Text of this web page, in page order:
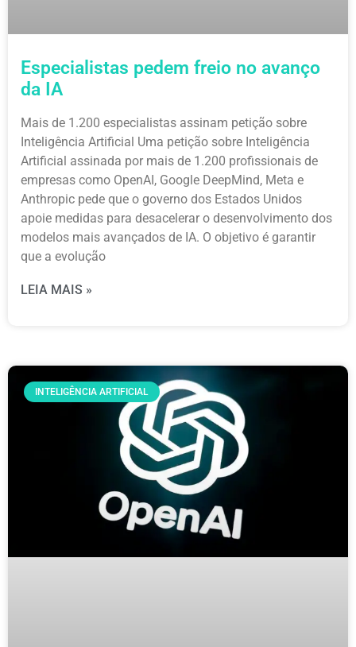
Especialistas pedem freio no avanço
da IA
Mais de 1.200 especialistas assinam petição sobre
Inteligência Artificial Uma petição sobre Inteligência
Artificial assinada por mais de 1.200 profissionais de
empresas como OpenAI, Google DeepMind, Meta e
Anthropic pede que o governo dos Estados Unidos
apoie medidas para desacelerar o desenvolvimento dos
modelos mais avançados de IA. O objetivo é garantir
que a evolução
LEIA MAIS »
INTELIGÊNCIA ARTIFICIAL